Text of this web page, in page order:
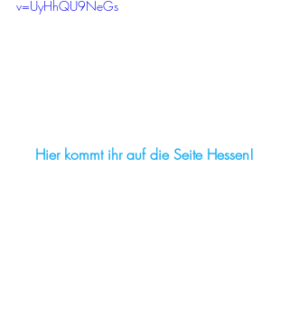
v=UyHhQU9NeGs
Hier kommt ihr auf die Seite Hessen!